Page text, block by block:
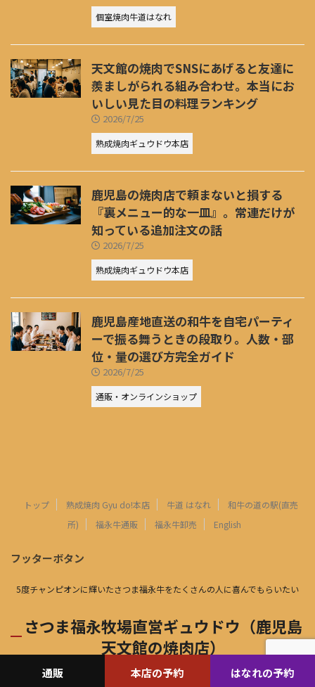
個室焼肉牛道はなれ
天文館の焼肉でSNSにあげると友達に
羨ましがられる組み合わせ。本当にお
いしい見た目の料理ランキング
2026/7/25
熟成焼肉ギュウドウ本店
鹿児島の焼肉店で頼まないと損する
『裏メニュー的な一皿』。常連だけが
知っている追加注文の話
2026/7/25
熟成焼肉ギュウドウ本店
鹿児島産地直送の和牛を自宅パーティ
ーで振る舞うときの段取り。人数・部
位・量の選び方完全ガイド
2026/7/25
通販・オンラインショップ
トップ 熟成焼肉 Gyu do!本店 牛道 はなれ
和牛の道の駅(直売
所)
福永牛通販 福永牛卸売 English
フッターボタン
通販 本店の予約 はなれの予約
5度チャンピオンに輝いたさつま福永牛をたくさんの人に喜んでもらいたい
さつま福永牧場直営ギュウドウ（鹿児島
天文館の焼肉店）
© 2026 さつま福永牧場直営ギュウドウ（鹿児島天文館の焼肉店）